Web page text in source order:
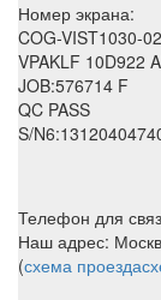
Номер экрана:
COG-VIST1030-02
VPAKLF 10D922
JOB:576714 F
QC PASS
S/
Телефон для
Наш адрес:
(схема проезда